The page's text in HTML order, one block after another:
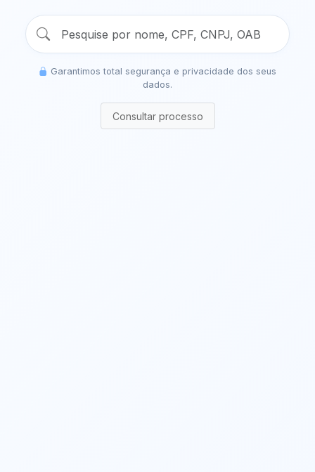
Garantimos total segurança e privacidade dos seus
dados.
Consultar processo